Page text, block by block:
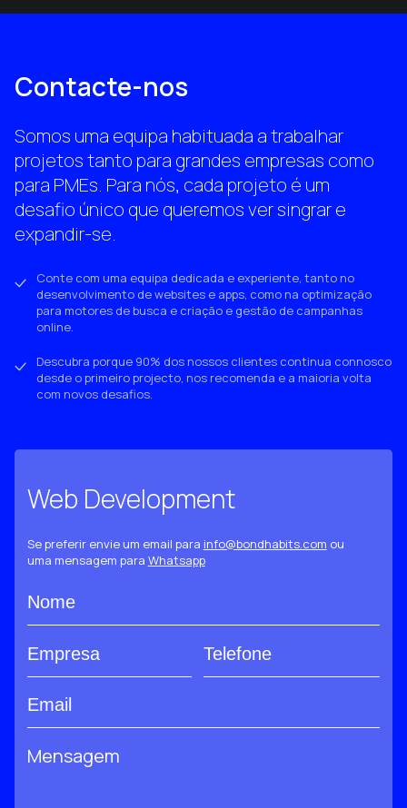
Contacte-nos
Somos uma equipa habituada a trabalhar
projetos tanto para grandes empresas como
para PMEs. Para nós, cada projeto é um
desafio único que queremos ver singrar e
expandir-se.
Conte com uma equipa dedicada e experiente, tanto no
desenvolvimento de websites e apps, como na optimização
para motores de busca e criação e gestão de campanhas
online.
Descubra porque 90% dos nossos clientes continua connosco
desde o primeiro projecto, nos recomenda e a maioria volta
com novos desafios.
Web Development
Se preferir envie um email para info@bondhabits.com ou
uma mensagem para Whatsapp